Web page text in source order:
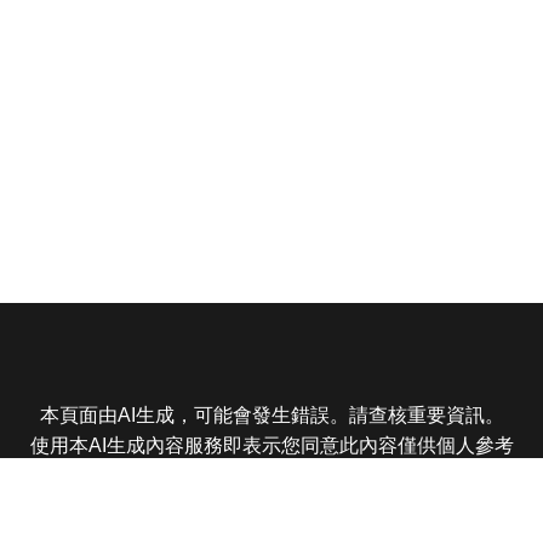
本頁面由AI生成，可能會發生錯誤。請查核重要資訊。
使用本AI生成內容服務即表示您同意此內容僅供個人參考